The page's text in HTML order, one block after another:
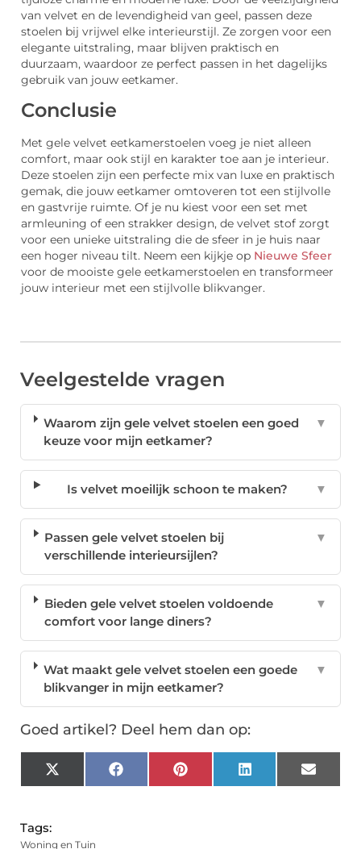
van velvet en de levendigheid van geel, passen deze
stoelen bij vrijwel elke interieurstijl. Ze zorgen voor een
elegante uitstraling, maar blijven praktisch en
duurzaam, waardoor ze perfect passen in het dagelijks
gebruik van jouw eetkamer.
Conclusie
Met gele velvet eetkamerstoelen voeg je niet alleen
comfort, maar ook stijl en karakter toe aan je interieur.
Deze stoelen zijn een perfecte mix van luxe en praktisch
gemak, die jouw eetkamer omtoveren tot een stijlvolle
en gastvrije ruimte. Of je nu kiest voor een set met
armleuning of een strakker design, de velvet stof zorgt
voor een unieke uitstraling die de sfeer in je huis naar
een hoger niveau tilt. Neem een kijkje op Nieuwe Sfeer
voor de mooiste gele eetkamerstoelen en transformeer
jouw interieur met een stijlvolle blikvanger.
Veelgestelde vragen
Waarom zijn gele velvet stoelen een goed
keuze voor mijn eetkamer?
▼
Is velvet moeilijk schoon te maken? ▼
Passen gele velvet stoelen bij
verschillende interieursijlen?
▼
Bieden gele velvet stoelen voldoende
comfort voor lange diners?
▼
Wat maakt gele velvet stoelen een goede
blikvanger in mijn eetkamer?
▼
Goed artikel? Deel hem dan op:
X
(Twitter)
FacebookPinterest LinkedIn Email
Tags:
Woning en Tuin